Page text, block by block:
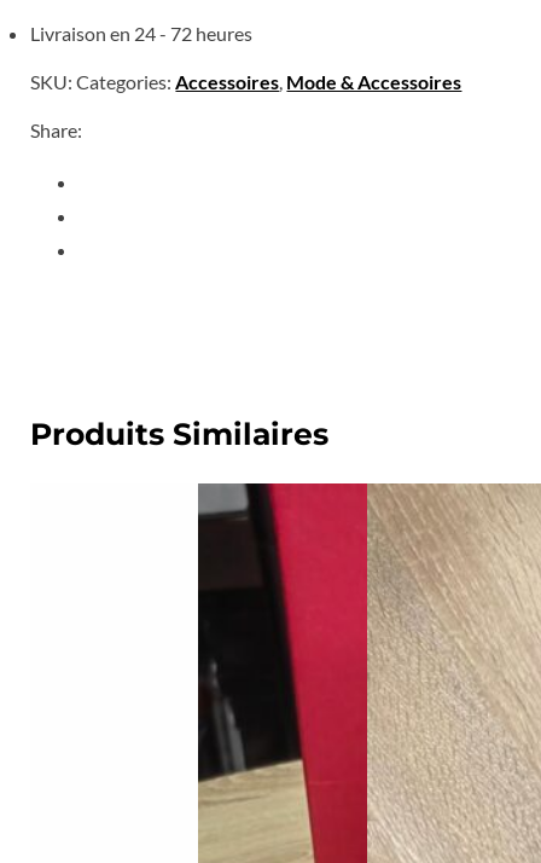
Livraison en 24 - 72 heures
SKU:Categories:Accessoires, Mode & Accessoires
Share:
Produits Similaires